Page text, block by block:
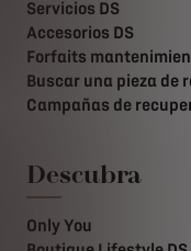
Servicios DS
Accesorios DS
Forfaits
Buscar una pieza de
Campañas de
Descubra
Only You